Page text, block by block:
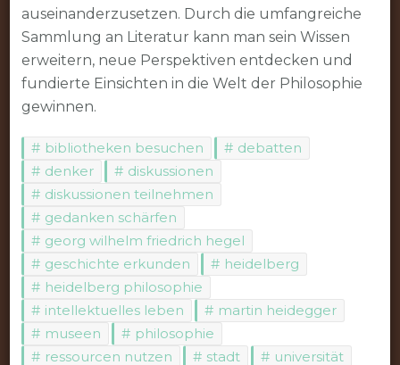
auseinanderzusetzen. Durch die umfangreiche
Sammlung an Literatur kann man sein Wissen
erweitern, neue Perspektiven entdecken und
fundierte Einsichten in die Welt der Philosophie
gewinnen.
bibliotheken besuchen
debatten
denker
diskussionen
diskussionen teilnehmen
gedanken schärfen
georg wilhelm friedrich hegel
geschichte erkunden
heidelberg
heidelberg philosophie
intellektuelles leben
martin heidegger
museen
philosophie
ressourcen nutzen
stadt
universität